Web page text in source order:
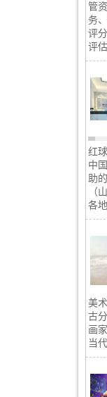
管
务
评
评
红
中
助
（
各
美
古
画
当